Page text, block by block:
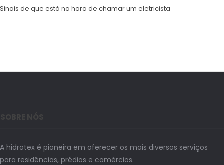
Sinais de que está na hora de chamar um eletricista
A hidrotex é pioneira em oferecer os mais diversos serviços
para residências, prédios e comércios.